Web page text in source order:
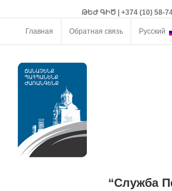
ԹԵԺ ԳԻԾ | +374 (10) 58-
Главная Обратная связь Русский
“Служба